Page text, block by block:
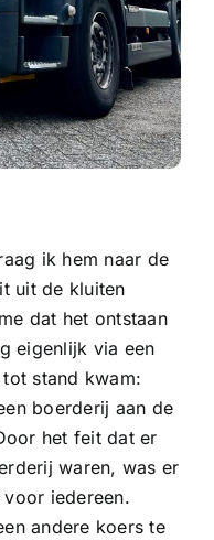
ik hem naar de
uit de kluiten
dat het ontstaan
eigenlijk via een
stand kwam:
boerderij aan de
het feit dat er
waren, was er
iedereen.
andere koers te